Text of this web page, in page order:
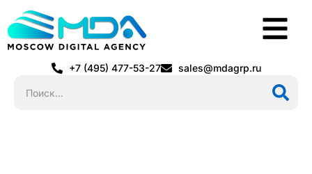
+7 (495) 477-53-27 sales@mdagrp.ru